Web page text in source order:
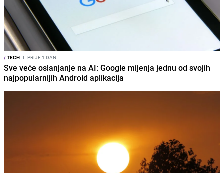
/TECH I PRIJE 1 DAN
Sve veće oslanjanje na AI: Google mijenja jednu od svojih
najpopularnijih Android aplikacija